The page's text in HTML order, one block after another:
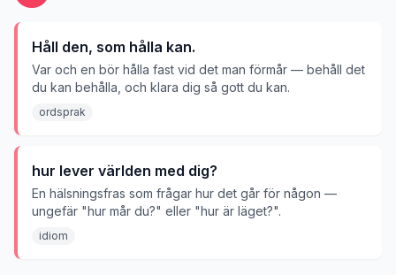
Håll den, som hålla kan.
Var och en bör hålla fast vid det man förmår — behåll det
du kan behålla, och klara dig så gott du kan.
ordsprak
hur lever världen med dig?
En hälsningsfras som frågar hur det går för någon —
ungefär "hur mår du?" eller "hur är läget?".
idiom